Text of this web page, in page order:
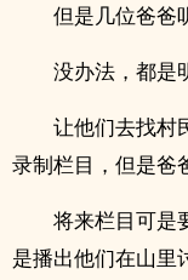
但是几位爸爸
没办法，都是
让他们去找村
录制栏目，但是爸
将来栏目可是
是播出他们在山里